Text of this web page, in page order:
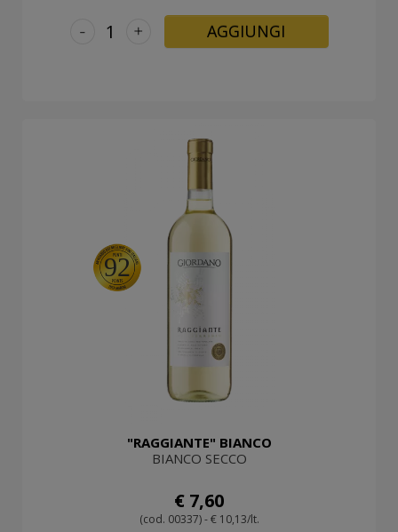
+
- AGGIUNGI
92
"RAGGIANTE" BIANCO
BIANCO SECCO
€ 7,60
(cod. 00337) - € 10,13/lt.